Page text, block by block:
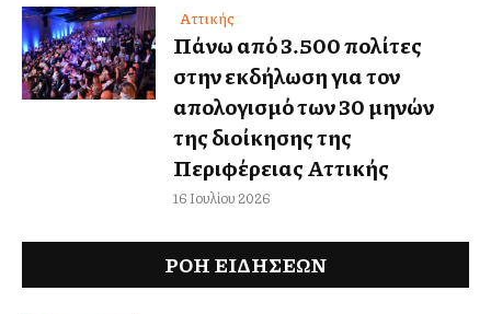
Αττικής
Πάνω από 3.500 πολίτες
στην εκδήλωση για τον
απολογισμό των 30 μηνών
της διοίκησης της
Περιφέρειας Αττικής
16 Ιουλίου 2026
ΡΟΗ ΕΙΔΉΣΕΩΝ